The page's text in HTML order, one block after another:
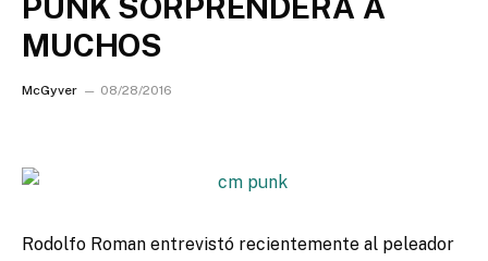
MUCHOS
McGyver 08/28/2016
Rodolfo Roman entrevistó recientemente al peleador